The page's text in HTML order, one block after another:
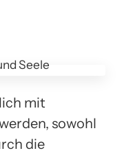
mit
sowohl
die